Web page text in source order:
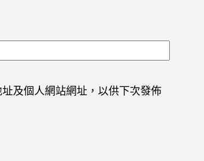
及個人網站網址，以供下次發佈